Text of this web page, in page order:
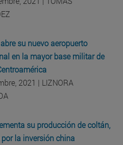
su nuevo aeropuerto
en la mayor base militar de
2021 | LIZNORA
su producción de coltán,
la inversión china